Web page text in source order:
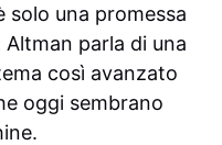
solo una promessa
parla di una
così avanzato
oggi sembrano